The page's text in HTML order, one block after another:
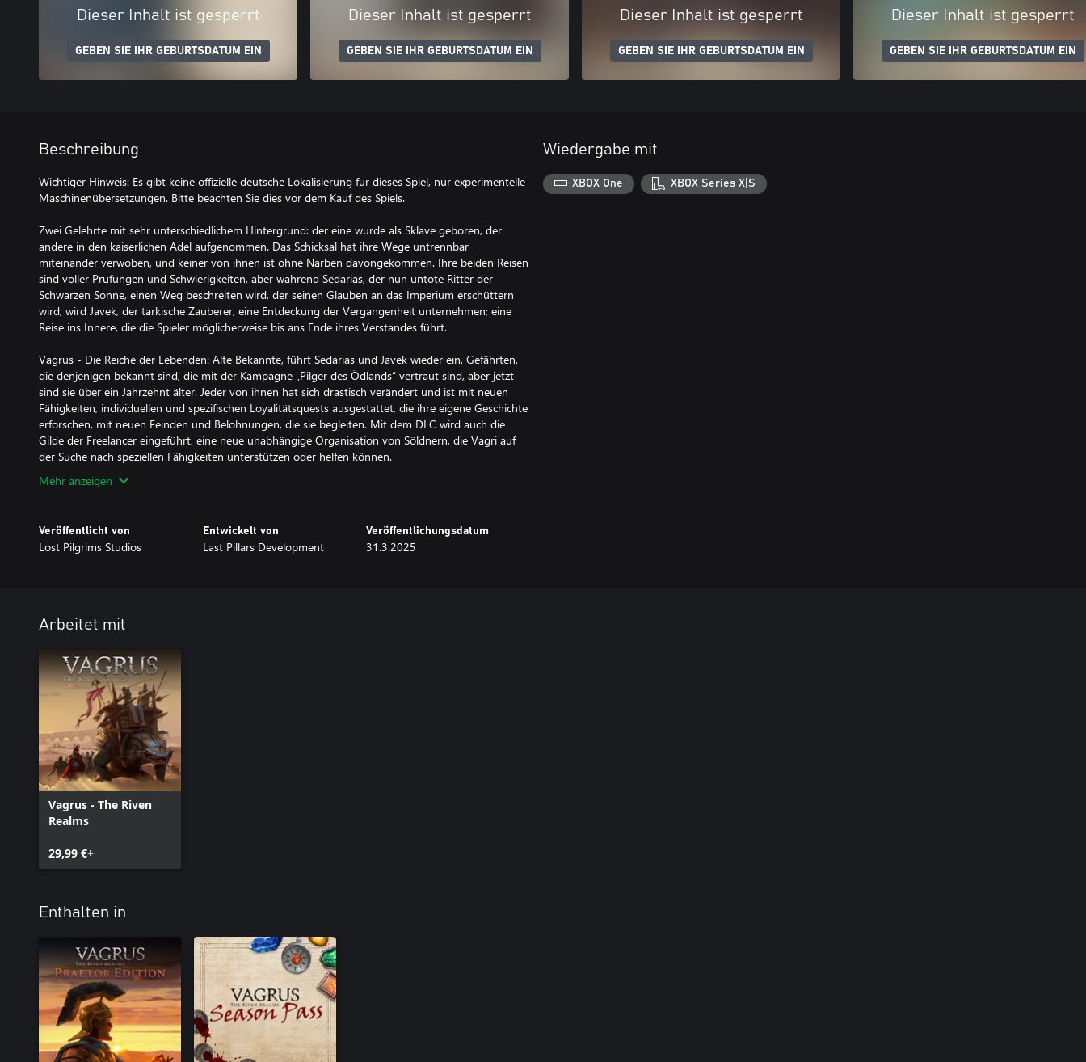
Dieser Inhalt ist gesperrt
GEBEN SIE IHR GEBURTSDATUM EIN
Dieser Inhalt ist gesperrt
GEBEN SIE IHR GEBURTSDATUM EIN
Dieser Inhalt ist gesperrt
GEBEN SIE IHR GEBURTSDATUM EIN
Dieser Inhalt ist gesperrt
GEBEN SIE IHR GEBURTSDATUM EIN
Beschreibung
Wichtiger Hinweis: Es gibt keine offizielle deutsche Lokalisierung für dieses Spiel, nur experimentelle
Maschinenübersetzungen. Bitte beachten Sie dies vor dem Kauf des Spiels.
Zwei Gelehrte mit sehr unterschiedlichem Hintergrund: der eine wurde als Sklave geboren, der
andere in den kaiserlichen Adel aufgenommen. Das Schicksal hat ihre Wege untrennbar
miteinander verwoben, und keiner von ihnen ist ohne Narben davongekommen. Ihre beiden Reisen
sind voller Prüfungen und Schwierigkeiten, aber während Sedarias, der nun untote Ritter der
Schwarzen Sonne, einen Weg beschreiten wird, der seinen Glauben an das Imperium erschüttern
wird, wird Javek, der tarkische Zauberer, eine Entdeckung der Vergangenheit unternehmen; eine
Reise ins Innere, die die Spieler möglicherweise bis ans Ende ihres Verstandes führt.
Vagrus - Die Reiche der Lebenden: Alte Bekannte, führt Sedarias und Javek wieder ein, Gefährten,
die denjenigen bekannt sind, die mit der Kampagne „Pilger des Ödlands“ vertraut sind, aber jetzt
sind sie über ein Jahrzehnt älter. Jeder von ihnen hat sich drastisch verändert und ist mit neuen
Fähigkeiten, individuellen und spezifischen Loyalitätsquests ausgestattet, die ihre eigene Geschichte
erforschen, mit neuen Feinden und Belohnungen, die sie begleiten. Mit dem DLC wird auch die
Gilde der Freelancer eingeführt, eine neue unabhängige Organisation von Söldnern, die Vagri auf
der Suche nach speziellen Fähigkeiten unterstützen oder helfen können.
Mehr anzeigen
Veröffentlicht von
Lost Pilgrims Studios
Entwickelt von
Last Pillars Development
Veröffentlichungsdatum
31.3.2025
Wiedergabe mit
XBOX One XBOX Series X|S
Arbeitet mit
Vagrus - The Riven
Realms
29,99 €+
Enthalten in